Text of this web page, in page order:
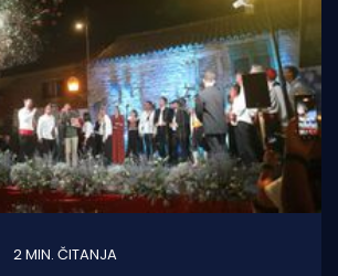
2 MIN. ČITANJA